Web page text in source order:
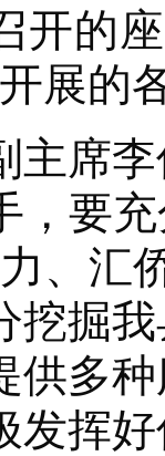
的座
展的
席李
，要
、汇
挖掘
供多
发挥